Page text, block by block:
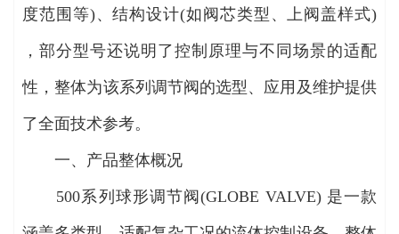
度范围等)、结构设计(如阀芯类型、上阀盖样式)
，部分型号还说明了控制原理与不同场景的适配
性，整体为该系列调节阀的选型、应用及维护提供
了全面技术参考。
一、产品整体概况
500系列球形调节阀(GLOBE VALVE) 是一款